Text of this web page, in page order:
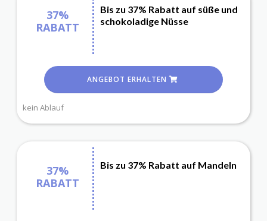
37%
RABATT
Bis zu 37% Rabatt auf süße und
schokoladige Nüsse
ANGEBOT ERHALTEN
kein Ablauf
37%
RABATT
Bis zu 37% Rabatt auf Mandeln